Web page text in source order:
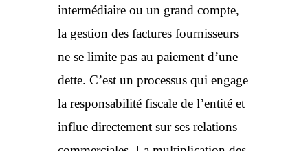
intermédiaire ou un grand compte,
la gestion des factures fournisseurs
ne se limite pas au paiement d’une
dette. C’est un processus qui engage
la responsabilité fiscale de l’entité et
influe directement sur ses relations